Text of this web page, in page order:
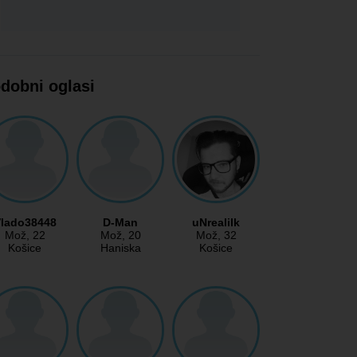
oglasi
Mož, 22
Košice
D-Man
Mož, 20
Haniska
uNrealilk
Mož, 32
Košice